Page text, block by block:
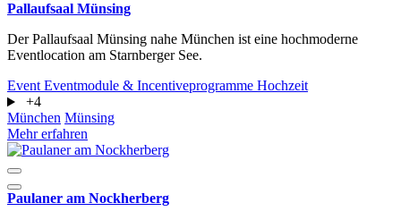
Pallaufsaal Münsing
Der Pallaufsaal Münsing nahe München ist eine hochmoderne
Eventlocation am Starnberger See.
Event Eventmodule & Incentiveprogramme Hochzeit
+4
München Münsing
Mehr erfahren
Paulaner am Nockherberg